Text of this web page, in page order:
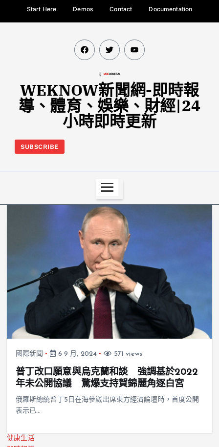
Start Here Demos Contact Documentation
WEKNOW新聞網-即時報
導、體育、娛樂、財經|24
小時即時更新
SUBSCRIBE
國際新聞 6 9 月, 2024 571 views
普丁改口願意與烏克蘭和談 強調基於2022
年未公開協議 驚爆支持賀錦麗角逐白宮
俄羅斯總統普丁5日在海參崴出席東方經濟論壇時，首度公開
表示已…
健康生活